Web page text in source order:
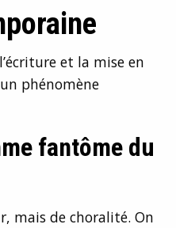
et la mise en
phénomène
fantôme du
mais de choralité. On